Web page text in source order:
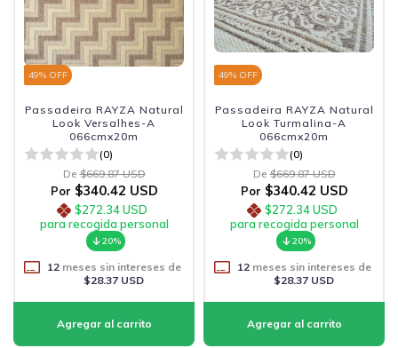
49% OFF
Passadeira RAYZA Natural
Look Versalhes-A
066cmx20m
(0)
De $669.87 USD
Por $340.42 USD
$272.34 USD
para recogida personal
20%
12meses sin intereses de
$28.37 USD
49% OFF
Passadeira RAYZA Natural
Look Turmalina-A
066cmx20m
(0)
De $669.87 USD
Por $340.42 USD
$272.34 USD
para recogida personal
20%
12meses sin intereses de
$28.37 USD